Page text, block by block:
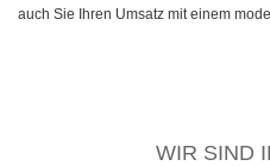
auch Sie Ihren Umsatz mit einem
WIR SIND